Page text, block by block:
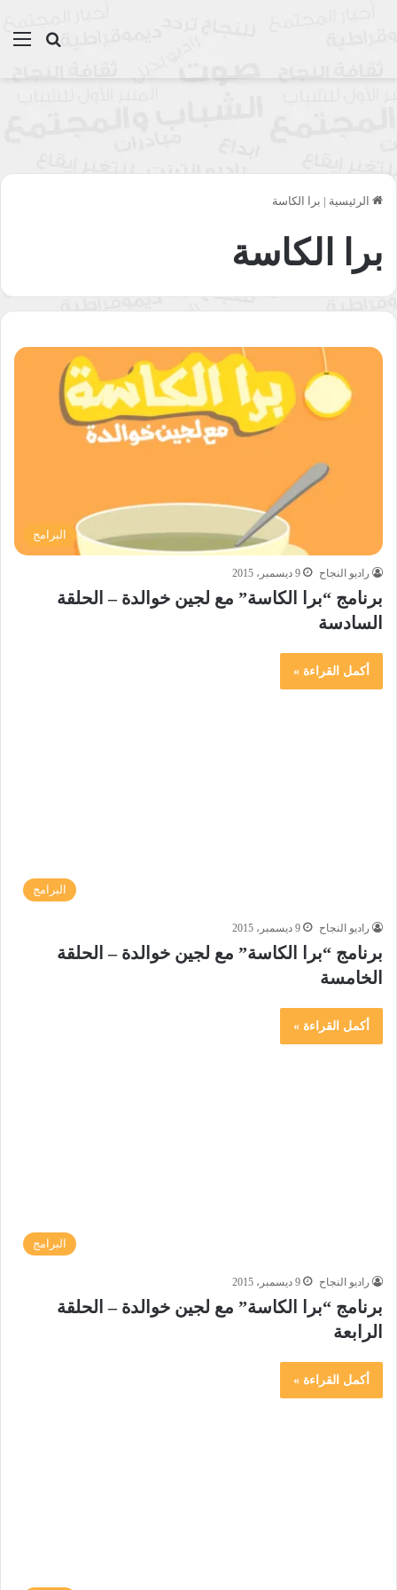
بحث
الرئيسية | برا الكاسة
برا الكاسة
البرامج
راديو النجاح 9 ديسمبر، 2015
برنامج “برا الكاسة” مع لجين خوالدة – الحلقة
السادسة
أكمل القراءة »
البرامج
راديو النجاح 9 ديسمبر، 2015
برنامج “برا الكاسة” مع لجين خوالدة – الحلقة
الخامسة
أكمل القراءة »
البرامج
راديو النجاح 9 ديسمبر، 2015
برنامج “برا الكاسة” مع لجين خوالدة – الحلقة
الرابعة
أكمل القراءة »